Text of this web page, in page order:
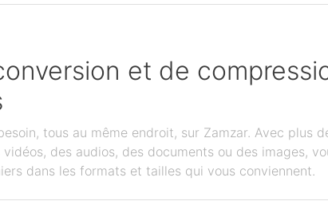
et de
tous au même endroit, sur Zamzar. Avec plus
des audios, des documents ou des images,
dans les formats et tailles qui vous conviennent.